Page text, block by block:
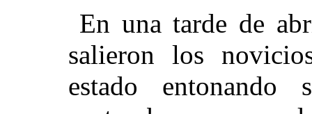
En una tarde de
salieron los
estado entonando